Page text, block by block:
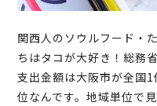
関西人のソウルフード・
ちはタコが大好き！総務
支出金額は大阪市が全国
位なんです。地域単位で